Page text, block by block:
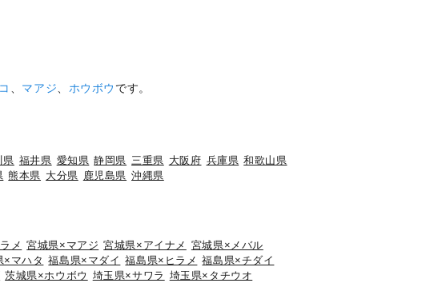
マアジ ホウボウ です。
県 福井県 愛知県 静岡県 三重県 大阪府 兵庫県 和歌山県
熊本県 大分県 鹿児島県 沖縄県
メ 宮城県×マアジ 宮城県×アイナメ 宮城県×メバル
×マハタ 福島県×マダイ 福島県×ヒラメ 福島県×チダイ
茨城県×ホウボウ 埼玉県×サワラ 埼玉県×タチウオ